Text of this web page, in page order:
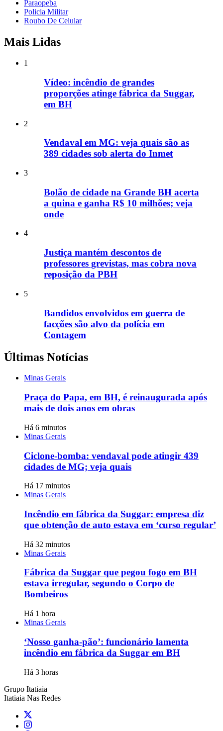
Paraopeba
Policia Militar
Roubo De Celular
Mais Lidas
1
Vídeo: incêndio de grandes
proporções atinge fábrica da Suggar,
em BH
2
Vendaval em MG: veja quais são as
389 cidades sob alerta do Inmet
3
Bolão de cidade na Grande BH acerta
a quina e ganha R$ 10 milhões; veja
onde
4
Justiça mantém descontos de
professores grevistas, mas cobra nova
reposição da PBH
5
Bandidos envolvidos em guerra de
facções são alvo da polícia em
Contagem
Últimas Notícias
Minas Gerais
Praça do Papa, em BH, é reinaugurada após
mais de dois anos em obras
Há 6 minutos
Minas Gerais
Ciclone-bomba: vendaval pode atingir 439
cidades de MG; veja quais
Há 17 minutos
Minas Gerais
Incêndio em fábrica da Suggar: empresa diz
que obtenção de auto estava em ‘curso regular’
Há 32 minutos
Minas Gerais
Fábrica da Suggar que pegou fogo em BH
estava irregular, segundo o Corpo de
Bombeiros
Há 1 hora
Minas Gerais
‘Nosso ganha-pão’: funcionário lamenta
incêndio em fábrica da Suggar em BH
Há 3 horas
Grupo Itatiaia
Itatiaia Nas Redes